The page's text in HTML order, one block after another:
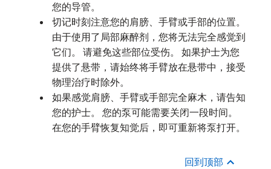
您的导管。
切记时刻注意您的肩膀、手臂或手部的位置。
由于使用了局部麻醉剂，您将无法完全感觉到
它们。 请避免这些部位受伤。 如果护士为您
提供了悬带，请始终将手臂放在悬带中，接受
物理治疗时除外。
如果感觉肩膀、手臂或手部完全麻木，请告知
您的护士。 您的泵可能需要关闭一段时间。
在您的手臂恢复知觉后，即可重新将泵打开。
回到顶部